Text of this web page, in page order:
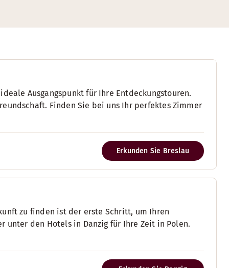
Ausgangspunkt für Ihre Entdeckungstouren.
Finden Sie bei uns Ihr perfektes Zimmer
Erkunden Sie Breslau
zu finden ist der erste Schritt, um Ihren
unter den Hotels in Danzig für Ihre Zeit in Polen.